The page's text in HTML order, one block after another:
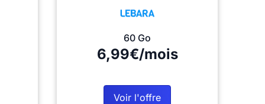
60 Go
6,99€/mois
Voir l'offre